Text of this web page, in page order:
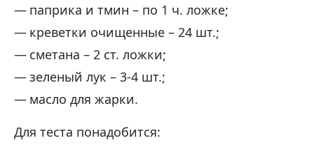
паприка и тмин – по 1 ч. ложке;
креветки очищенные – 24 шт.;
сметана – 2 ст. ложки;
зеленый лук – 3-4 шт.;
масло для жарки.
Для теста понадобится: